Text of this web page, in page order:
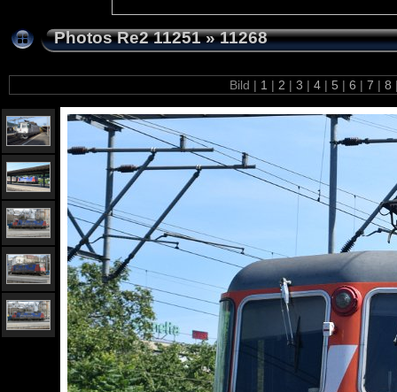
Photos Re2 11251»11268
Bild | 1 | 2 | 3 | 4 | 5 | 6 | 7 | 8